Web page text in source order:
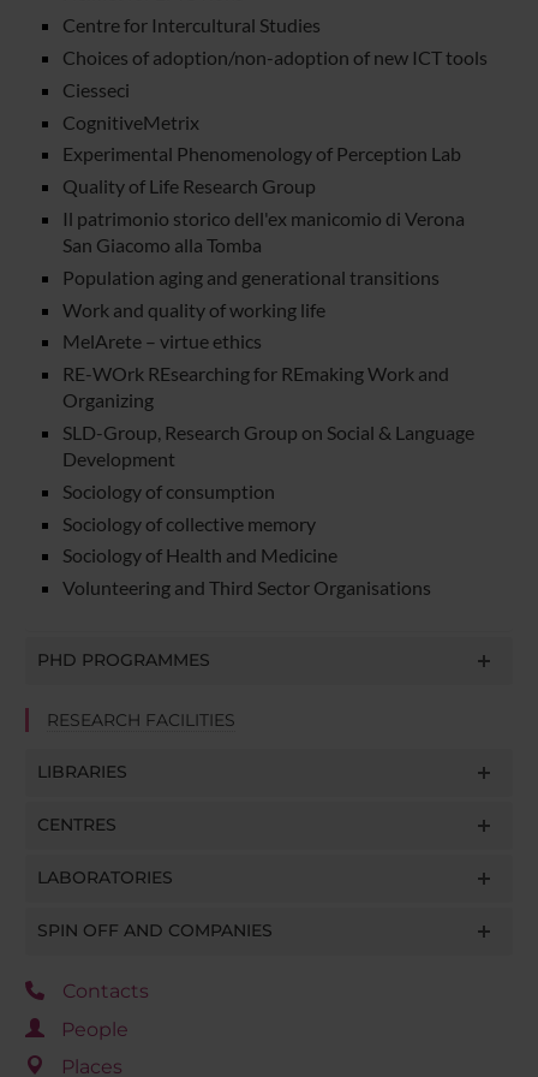
Centre for Intercultural Studies
Choices of adoption/non-adoption of new ICT tools
Ciesseci
CognitiveMetrix
Experimental Phenomenology of Perception Lab
Quality of Life Research Group
Il patrimonio storico dell'ex manicomio di Verona
San Giacomo alla Tomba
Population aging and generational transitions
Work and quality of working life
MelArete – virtue ethics
RE-WOrk REsearching for REmaking Work and
Organizing
SLD-Group, Research Group on Social & Language
Development
Sociology of consumption
Sociology of collective memory
Sociology of Health and Medicine
Volunteering and Third Sector Organisations
PHD PROGRAMMES
RESEARCH FACILITIES
LIBRARIES
CENTRES
LABORATORIES
SPIN OFF AND COMPANIES
Contacts
People
Places